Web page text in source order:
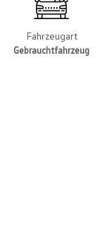
Fahrzeugart
Gebrauchtfahrzeug